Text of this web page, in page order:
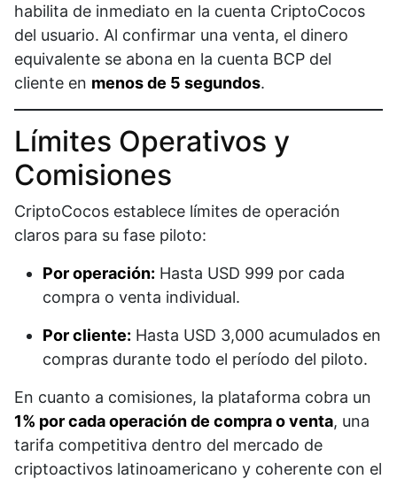
habilita de inmediato en la cuenta CriptoCocos
del usuario. Al confirmar una venta, el dinero
equivalente se abona en la cuenta BCP del
cliente en menos de 5 segundos.
Límites Operativos y
Comisiones
CriptoCocos establece límites de operación
claros para su fase piloto:
Por operación: Hasta USD 999 por cada
compra o venta individual.
Por cliente: Hasta USD 3,000 acumulados en
compras durante todo el período del piloto.
En cuanto a comisiones, la plataforma cobra un
1% por cada operación de compra o venta, una
tarifa competitiva dentro del mercado de
criptoactivos latinoamericano y coherente con el